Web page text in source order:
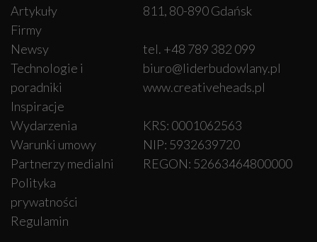
Artykuły
Firmy
Newsy
Technologie i
poradniki
Inspiracje
Wydarzenia
Warunki umowy
Partnerzy medialni
Polityka
prywatności
Regulamin
811, 80-890 Gdańsk
tel. +48 789 382 099
biuro@liderbudowlany.pl
www.creativeheads.pl
KRS: 0001062563
NIP: 5932639720
REGON: 52663464800000